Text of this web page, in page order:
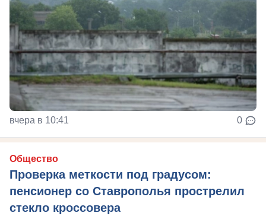
вчера в 10:41 0
Общество
Проверка меткости под градусом:
пенсионер со Ставрополья прострелил
стекло кроссовера